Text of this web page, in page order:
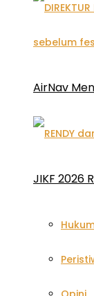
AirNav
JIKF 2026